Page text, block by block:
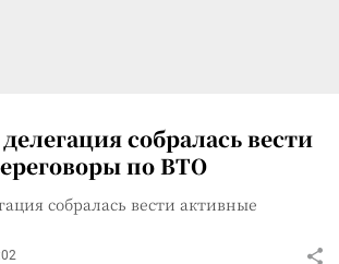
собралась вести
по ВТО
собралась вести активные